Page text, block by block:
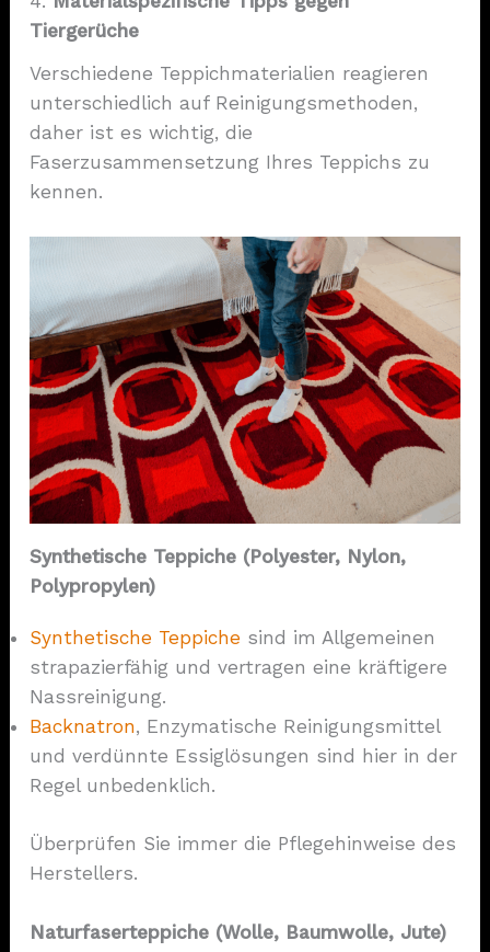
Tiergerüche
Verschiedene Teppichmaterialien reagieren
unterschiedlich auf Reinigungsmethoden,
daher ist es wichtig, die
Faserzusammensetzung Ihres Teppichs zu
kennen.
Synthetische Teppiche (Polyester, Nylon,
Polypropylen)
Synthetische Teppiche sind im Allgemeinen
strapazierfähig und vertragen eine kräftigere
Nassreinigung.
Backnatron, Enzymatische Reinigungsmittel
und verdünnte Essiglösungen sind hier in der
Regel unbedenklich.
Überprüfen Sie immer die Pflegehinweise des
Herstellers.
Naturfaserteppiche (Wolle, Baumwolle, Jute)